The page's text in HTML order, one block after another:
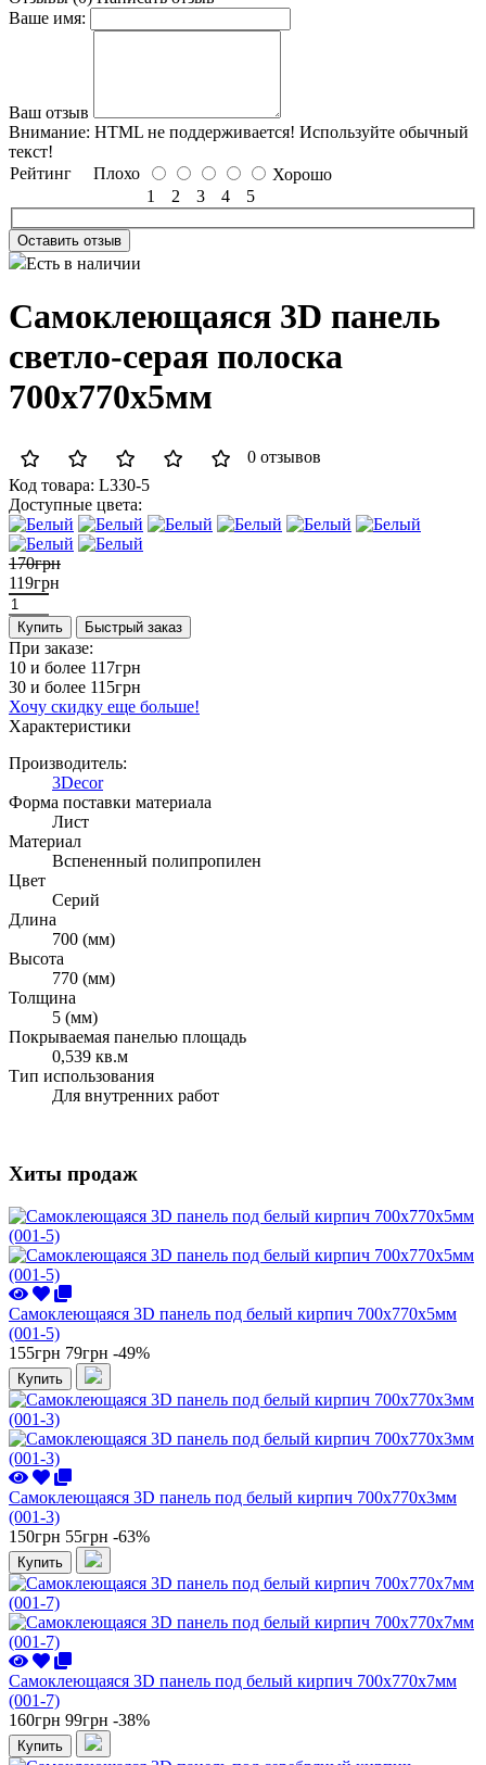
Ваше имя:
Ваш отзыв
Внимание: HTML не поддерживается! Используйте обычный
текст!
Рейтинг Плохо
Хорошо
1
2 3 4 5
Оставить отзыв
Есть в наличии
Самоклеющаяся 3D панель
светло-серая полоска
700x770x5мм
0 отзывов
Код товара: L330-5
Доступные цвета:
170грн
119грн
Купить Быстрый заказ
При заказе:
10 и более 117грн
30 и более 115грн
Хочу скидку еще больше!
Характеристики
Производитель:
3Decor
Форма поставки материала
Лист
Материал
Вспененный полипропилен
Цвет
Серий
Длина
700 (мм)
Высота
770 (мм)
Толщина
5 (мм)
Покрываемая панелью площадь
0,539 кв.м
Тип использования
Для внутренних работ
Хиты продаж
Самоклеющаяся 3D панель под белый кирпич 700x770x5мм
(001-5)
155грн 79грн -49%
Купить
Самоклеющаяся 3D панель под белый кирпич 700x770x3мм
(001-3)
150грн 55грн -63%
Купить
Самоклеющаяся 3D панель под белый кирпич 700x770x7мм
(001-7)
160грн 99грн -38%
Купить